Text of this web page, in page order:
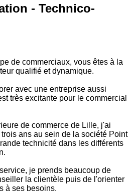
- Technico-
de commerciaux, vous êtes à la
qualifié et dynamique.
avec une entreprise aussi
très excitante pour le commercial
de commerce de Lille, j'ai
ans au sein de la société Point
technicité dans les différents
je prends beaucoup de
la clientèle puis de l'orienter
à ses besoins.